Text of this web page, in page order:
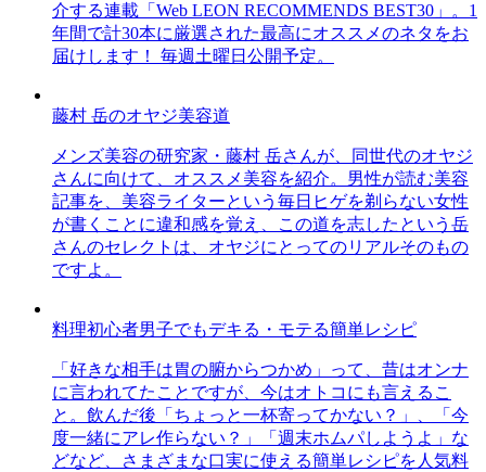
介する連載「Web LEON RECOMMENDS BEST30」。1
年間で計30本に厳選された最高にオススメのネタをお
届けします！ 毎週土曜日公開予定。
藤村 岳のオヤジ美容道
メンズ美容の研究家・藤村 岳さんが、同世代のオヤジ
さんに向けて、オススメ美容を紹介。男性が読む美容
記事を、美容ライターという毎日ヒゲを剃らない女性
が書くことに違和感を覚え、この道を志したという岳
さんのセレクトは、オヤジにとってのリアルそのもの
ですよ。
料理初心者男子でもデキる・モテる簡単レシピ
「好きな相手は胃の腑からつかめ」って、昔はオンナ
に言われてたことですが、今はオトコにも言えるこ
と。飲んだ後「ちょっと一杯寄ってかない？」、「今
度一緒にアレ作らない？」「週末ホムパしようよ」な
どなど、さまざまな口実に使える簡単レシピを人気料